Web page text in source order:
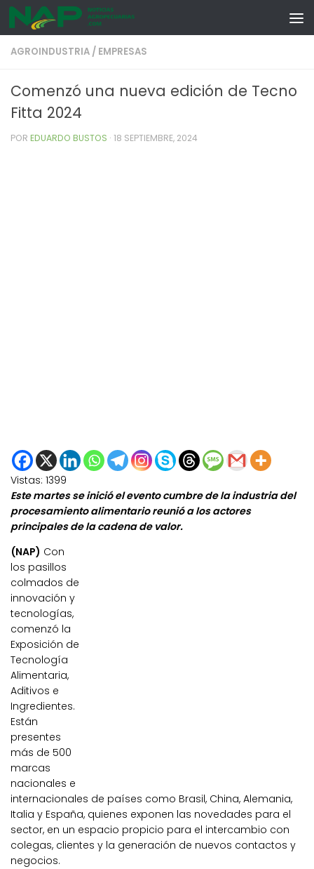
Skip to content
AGROINDUSTRIA / EMPRESAS
Comenzó una nueva edición de Tecno
Fitta 2024
POR EDUARDO BUSTOS · 18 SEPTIEMBRE, 2024
Vistas: 1399
Este martes se inició el evento cumbre de la industria del
procesamiento alimentario reunió a los actores
principales de la cadena de valor.
(NAP) Con
los pasillos
colmados de
innovación y
tecnologías,
comenzó la
Exposición de
Tecnología
Alimentaria,
Aditivos e
Ingredientes.
Están
presentes
más de 500
marcas
nacionales e
internacionales de países como Brasil, China, Alemania,
Italia y España, quienes exponen las novedades para el
sector, en un espacio propicio para el intercambio con
colegas, clientes y la generación de nuevos contactos y
negocios.